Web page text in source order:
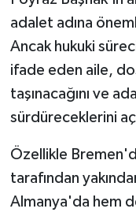
adalet adına
Ancak hukuki
ifade eden aile,
taşınacağını ve
sürdüreceklerini
Özellikle
tarafından
Almanya'da hem